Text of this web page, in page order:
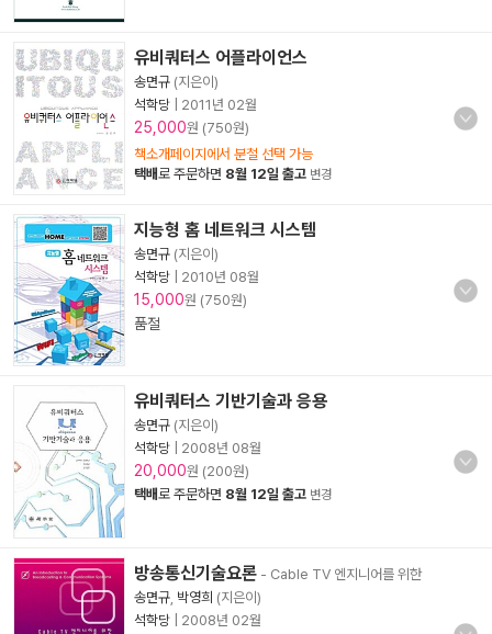
유비쿼터스 어플라이언스
송면규 (지은이)
석학당
2011년 02월
25,000원 (750원)
책소개페이지에서 분철 선택 가능
택배로 주문하면 8월 12일 출고 변경
지능형 홈 네트워크 시스템
송면규 (지은이)
석학당
2010년 08월
15,000원 (750원)
품절
유비쿼터스 기반기술과 응용
송면규 (지은이)
석학당
2008년 08월
20,000원 (200원)
택배로 주문하면 8월 12일 출고 변경
방송통신기술요론 - Cable TV 엔지니어를 위한
송면규 박영희 (지은이)
석학당
2008년 02월